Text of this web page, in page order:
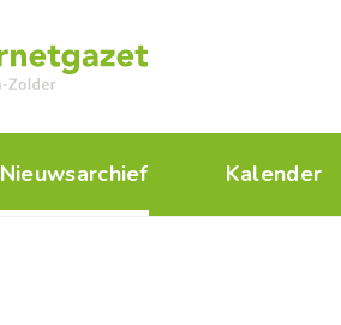
Nieuwsarchief Kalender